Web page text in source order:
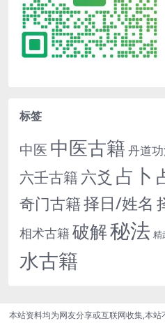
标签
中医 中医古籍 丹道
六壬古籍 六爻 占卜
奇门古籍择日/姓名
相术古籍破解秘法 精
水古籍
本站资料均为网友分享或互联网收集,本